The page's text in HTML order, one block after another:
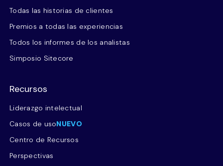
Todas las historias de clientes
Premios a todas las experiencias
Todos los informes de los analistas
Simposio Sitecore
Recursos
Liderazgo intelectual
Casos de usoNUEVO
Centro de Recursos
Perspectivas